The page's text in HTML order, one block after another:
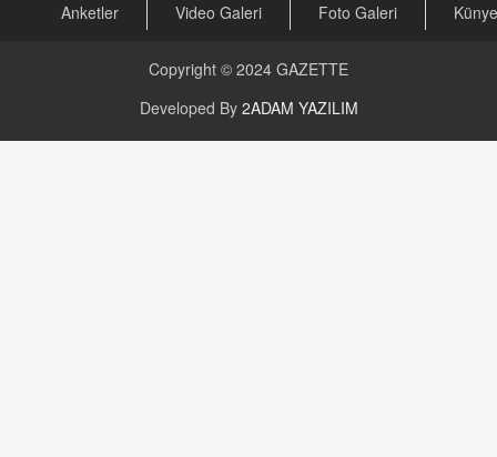
CAN UĞURATEŞ
Değişen yapısıyla Suriye
GÜNLÜK BURÇ YORUMU
Günlük Burç Yorumu | 22 Kasım 2024: Koç,
Anketler Video Galeri Foto Galeri Künye
Copyright © 2024 GAZETTE
Developed By 2ADAM YAZILIM